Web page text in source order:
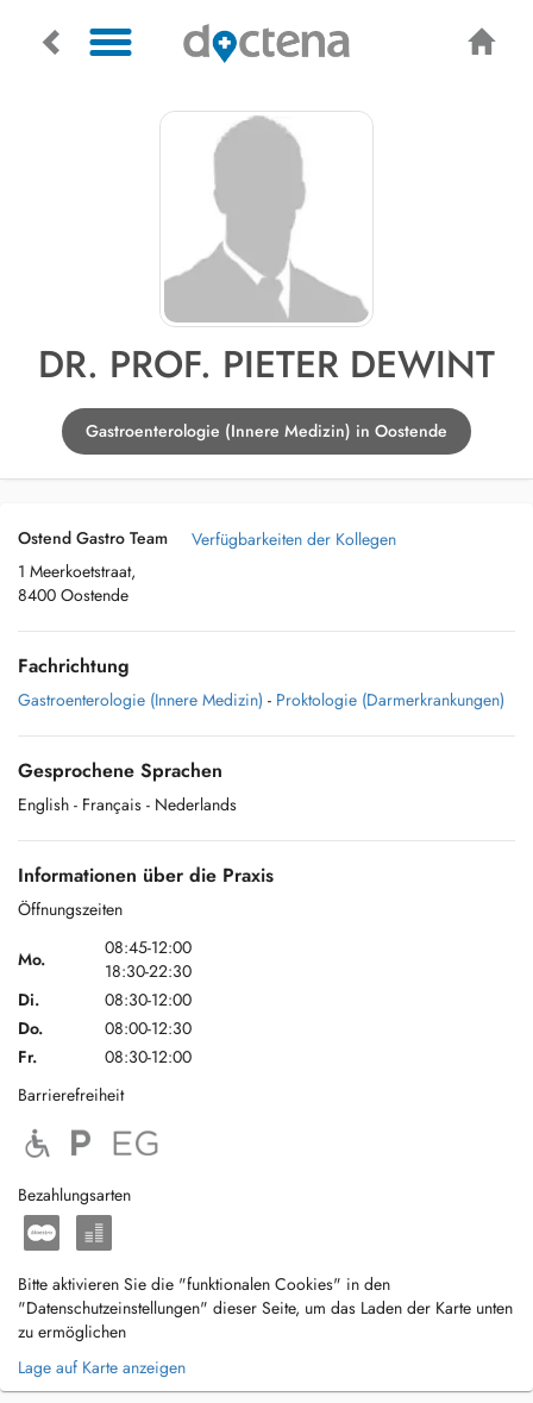
DR. PROF. PIETER DEWINT
Gastroenterologie (Innere Medizin) in Oostende
Ostend Gastro Team
1 Meerkoetstraat,
8400 Oostende
Verfügbarkeiten der Kollegen
Fachrichtung
Gastroenterologie (Innere Medizin) - Proktologie (Darmerkrankungen)
Gesprochene Sprachen
English - Français - Nederlands
Informationen über die Praxis
Öffnungszeiten
Mo.
08:45-12:00
18:30-22:30
Di.
08:30-12:00
Do.
08:00-12:30
Fr.
08:30-12:00
Barrierefreiheit
Bezahlungsarten
Bitte aktivieren Sie die "funktionalen Cookies" in den
"Datenschutzeinstellungen" dieser Seite, um das Laden der Karte unten
zu ermöglichen
Lage auf Karte anzeigen